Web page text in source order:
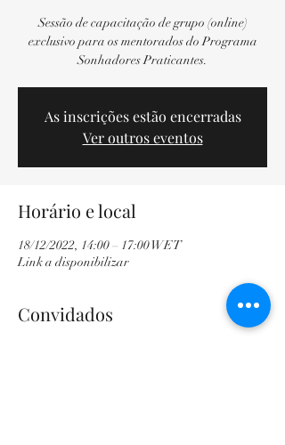
Sessão de capacitação de grupo (online)
exclusivo para os mentorados do Programa
Sonhadores Praticantes.
As inscrições estão encerradas
Ver outros eventos
Horário e local
18/12/2022, 14:00 – 17:00 WET
Link a disponibilizar
Convidados